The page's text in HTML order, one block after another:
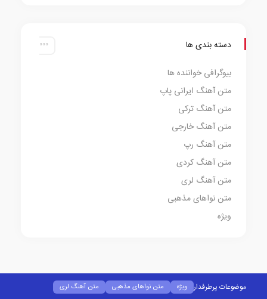
دسته بندی ها
بیوگرافی خواننده ها
متن آهنگ ایرانی پاپ
متن آهنگ ترکی
متن آهنگ خارجی
متن آهنگ رپ
متن آهنگ کردی
متن آهنگ لری
متن نواهای مذهبی
ویژه
موضوعات پرطرفدار ویژه متن نواهای مذهبی
متن آهنگ لری